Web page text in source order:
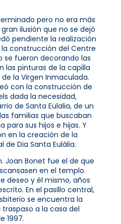
pero no era más
ilusión que no se dejó
pendiente la realización
construcción del Centre
se fueron decorando las
las pinturas de la capilla
la Virgen Inmaculada.
con la construcción de
dada la necesidad,
de Santa Eulalia, de un
familias que buscaban
para sus hijos e hijas. Y
en la creación de la
de Dia Santa Eulàlia.
Joan Bonet fue el de que
en el templo.
deseo y él mismo, años
En el pasillo central,
se encuentra la
a la casa del
1997.